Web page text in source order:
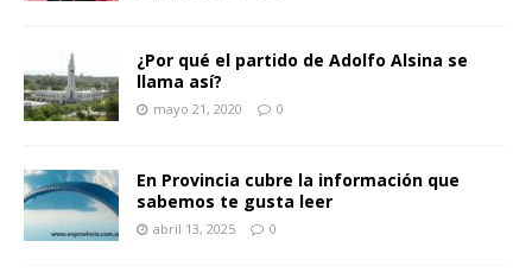
¿Por qué el partido de Adolfo Alsina se
llama así?
mayo 21, 2020 0
En Provincia cubre la información que
sabemos te gusta leer
abril 13, 2025 0